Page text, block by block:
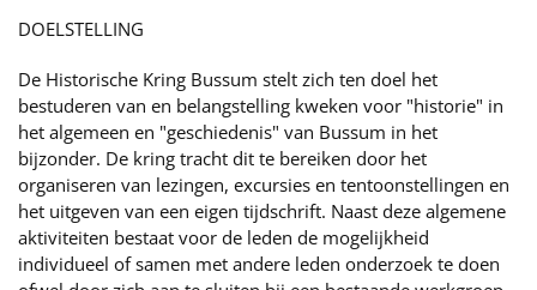
DOELSTELLING
De Historische Kring Bussum stelt zich ten doel het
bestuderen van en belangstelling kweken voor "historie" in
het algemeen en "geschiedenis" van Bussum in het
bijzonder. De kring tracht dit te bereiken door het
organiseren van lezingen, excursies en tentoonstellingen en
het uitgeven van een eigen tijdschrift. Naast deze algemene
aktiviteiten bestaat voor de leden de mogelijkheid
individueel of samen met andere leden onderzoek te doen